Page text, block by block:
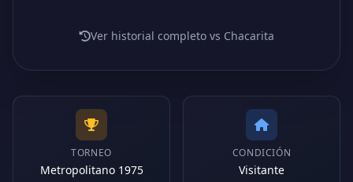
Ver historial completo vs Chacarita
TORNEO
Metropolitano 1975
CONDICIÓN
Visitante